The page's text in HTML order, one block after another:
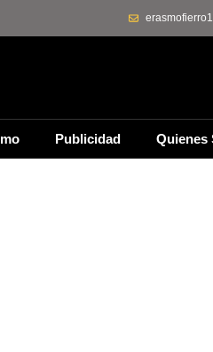
Publicidad Quienes